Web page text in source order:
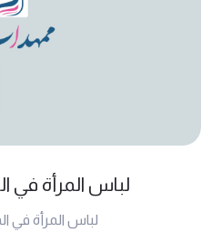
لباس المرأة في
لباس المرأة في